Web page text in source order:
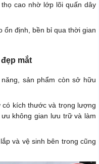
cao nhờ lớp lõi quấn dây
ổn định, bền bỉ qua thời gian
mắt
sản phẩm còn sở hữu
có kích thước và trọng lượng
không gian lưu trữ và làm
và vệ sinh bên trong cũng